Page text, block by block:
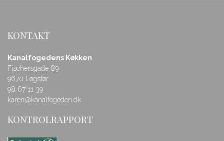
KONTAKT
Kanalfogedens Køkken
Fischersgade 89
9670 Løgstør
98 67 11 39
karen@kanalfogeden.dk
KONTROLRAPPORT